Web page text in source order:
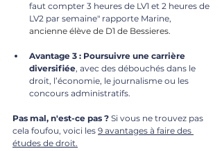
faut compter 3 heures de LV1 et 2 heures de
LV2 par semaine" rapporte Marine,
ancienne élève de D1 de Bessieres.
Avantage 3 : Poursuivre une carrière
diversifiée, avec des débouchés dans le
droit, l’économie, le journalisme ou les
concours administratifs.
Pas mal, n'est-ce pas ? Si vous ne trouvez pas
cela foufou, voici les 9 avantages à faire des
études de droit.